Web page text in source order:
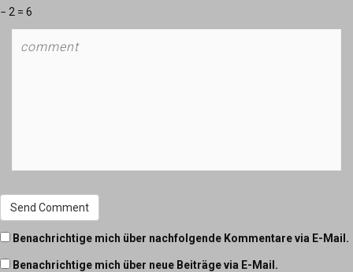
− 2 = 6
Benachrichtige mich über nachfolgende Kommentare via E-Mail.
Benachrichtige mich über neue Beiträge via E-Mail.